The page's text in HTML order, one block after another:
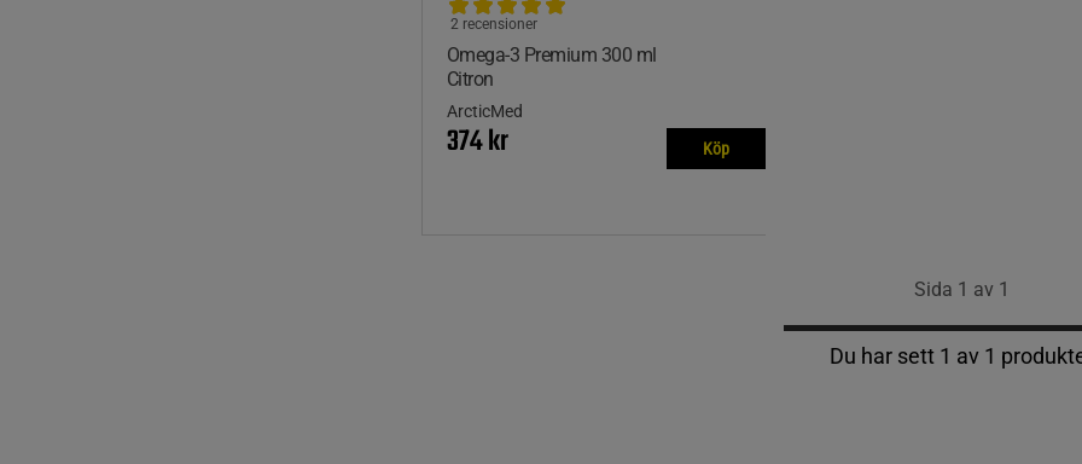
Omega-3 Premium 300 ml
Citron
2 recensioner
ArcticMed
374 kr Köp
Sida 1 av 1
Du har sett 1 av 1